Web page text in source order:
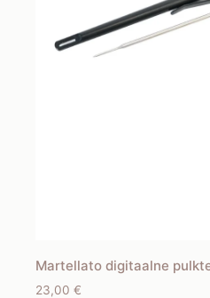
Martellato digitaalne
23,00 €